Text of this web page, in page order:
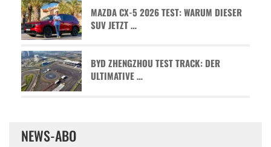
MAZDA CX-5 2026 TEST: WARUM DIESER
SUV JETZT …
BYD ZHENGZHOU TEST TRACK: DER
ULTIMATIVE …
NEWS-ABO